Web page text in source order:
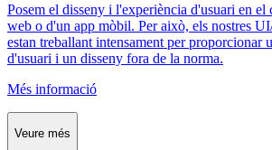
Posem el disseny i l'experiència d'usuari en el
web o d'un app mòbil. Per això, els nostres
estan treballant intensament per proporcionar
d'usuari i un disseny fora de la norma.
Més informació
Veure més